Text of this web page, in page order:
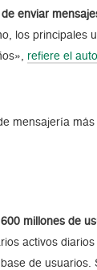
enviar
los principales
refiere el
mensajería
millones de
activos
de usuarios.